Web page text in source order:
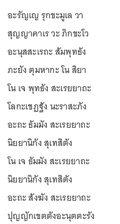
อะรัญเญ รุกขะมูเล วา
สุญญาคาเร วะ ภิกขะโว
อะนุสสะเรถะ สัมพุทธัง
ภะยัง ตุมหากะ โน สิยา
โน เจ พุทธัง สะเรยยาถะ
โลกะเชฏฐัง นะราสะภัง
อะถะ ธัมมัง สะเรยยาถะ
นิยยานิกัง สุเทสิตัง
โน เจ ธัมมัง สะเรยยาถะ
นิยยานิกัง สุเทสิตัง
อะถะ สังฆัง สะเรยยาถะ
ปุญญักเขตตังอะนุตตะรัง